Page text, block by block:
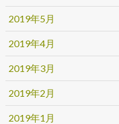
2019年5月
2019年4月
2019年3月
2019年2月
2019年1月